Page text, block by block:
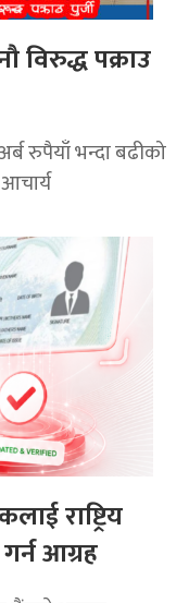
विरुद्ध पक्राउ
रुपैयाँ भन्दा बढीको
राष्ट्रिय
आग्रह